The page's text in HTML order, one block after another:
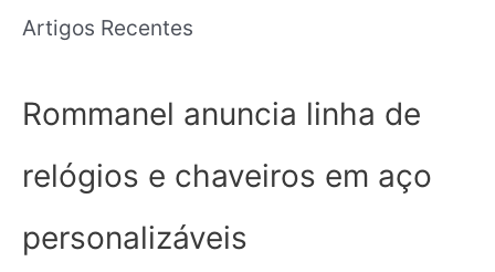
Artigos Recentes
Rommanel anuncia linha de
relógios e chaveiros em aço
personalizáveis